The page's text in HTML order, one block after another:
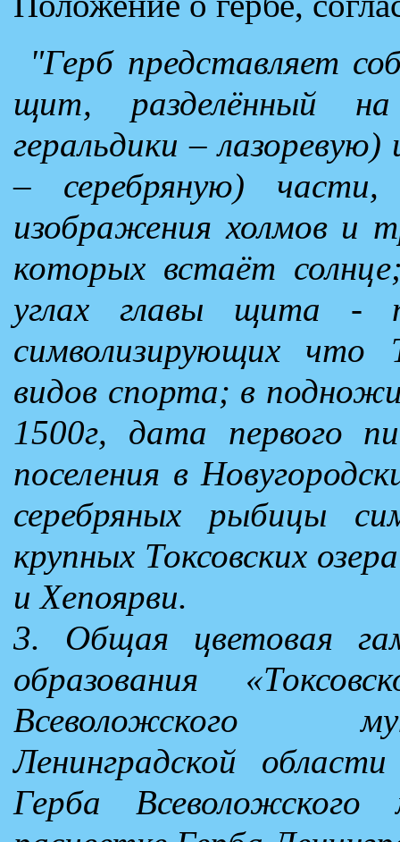
"Герб представляет
щит, разделённый
геральдики – лазоревую)
– серебряную) части,
изображения холмов и
которых встаёт
углах главы щита -
символизирующих что
видов спорта; в
1500г, дата первого
поселения в
серебряных рыбицы
крупных Токсовских
и Хепоярви.
3. Общая цветовая
образования
Всеволожского
Ленинградской
Герба Всеволожского